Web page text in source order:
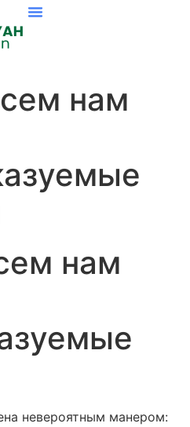
нам
нам
невероятным манером: